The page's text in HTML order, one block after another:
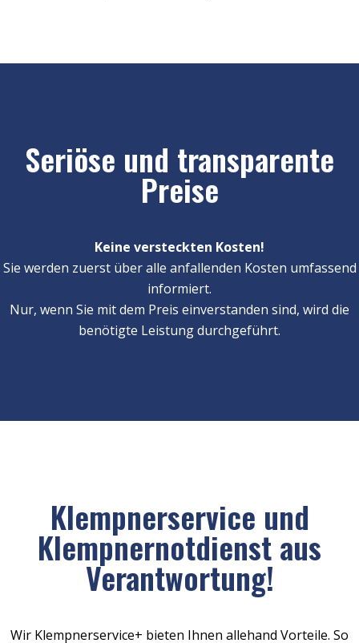
Seriöse und transparente
Preise
Keine versteckten Kosten!
Sie werden zuerst über alle anfallenden Kosten umfassend
informiert.
Nur, wenn Sie mit dem Preis einverstanden sind, wird die
benötigte Leistung durchgeführt.
Klempnerservice und
Klempnernotdienst aus
Verantwortung!
Wir Klempnerservice+ bieten Ihnen allehand Vorteile. So